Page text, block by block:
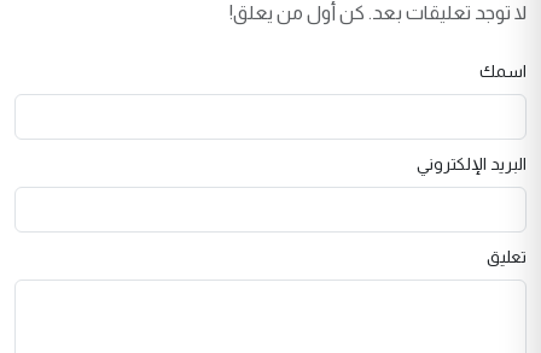
لا توجد تعليقات بعد. كن أول من يعلق!
اسمك
البريد الإلكتروني
تعليق